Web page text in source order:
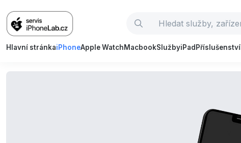
Hlavní stránkaiPhoneApple WatchMacbookSlužbyiPad Příslušenství